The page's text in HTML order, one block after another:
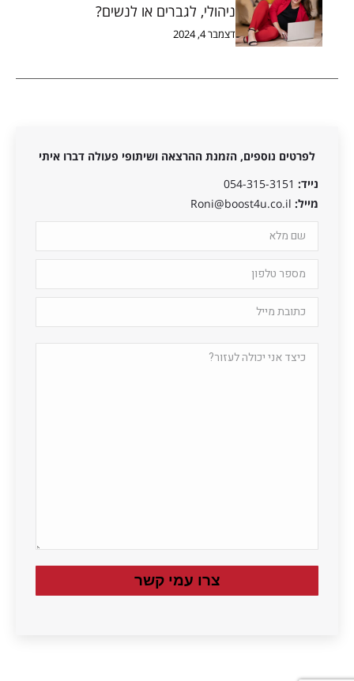
ניהולי, לגברים או לנשים?
דצמבר 4, 2024
לפרטים נוספים, הזמנת ההרצאה ושיתופי פעולה דברו איתי
נייד: 054-315-3151
מייל: Roni@boost4u.co.il